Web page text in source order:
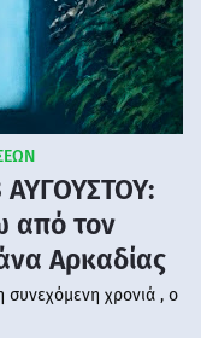
ΑΥΓΟΥΣΤΟΥ:
από τον
Αρκαδίας
συνεχόμενη χρονιά , ο